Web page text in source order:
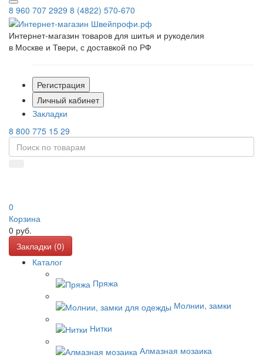
8 960 707 2929 8 (4822) 570-670
Интернет-магазин товаров для шитья и рукоделия
в Москве и Твери, с доставкой по РФ
Регистрация
Личный кабинет
Закладки
8 800 775 15 29
0
Корзина
0 руб.
Закладки (0)
Каталог
Пряжа
Молнии, замки
Нитки
Алмазная мозаика